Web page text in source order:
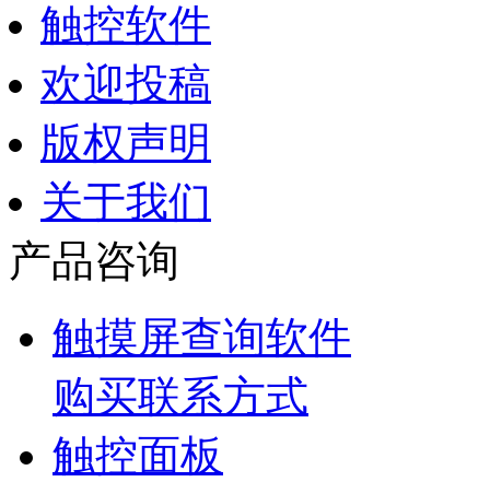
触控软件
欢迎投稿
版权声明
关于我们
产品咨询
触摸屏查询软件
购买联系方式
触控面板